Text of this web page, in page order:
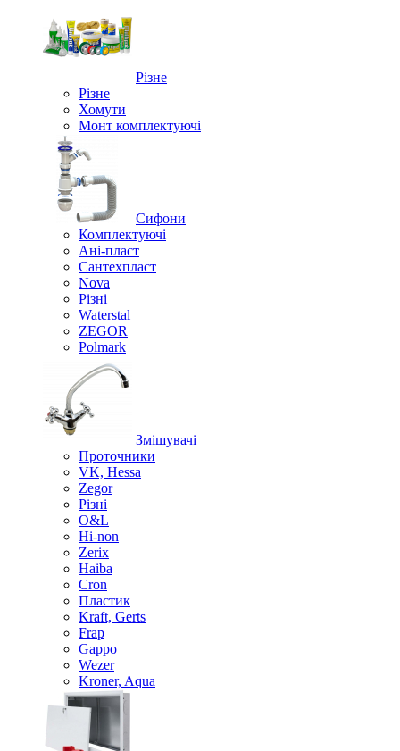
Різне
Різне
Хомути
Монт комплектуючі
Сифони
Комплектуючі
Ані-пласт
Сантехпласт
Nova
Різні
Waterstal
ZEGOR
Polmark
Змішувачі
Проточники
VK, Hessa
Zegor
Різні
O&L
Hi-non
Zerix
Haiba
Cron
Пластик
Kraft, Gerts
Frap
Gappo
Wezer
Kroner, Aqua